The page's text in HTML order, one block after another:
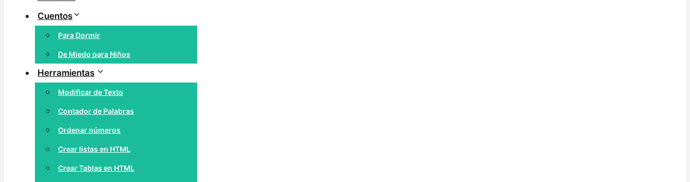
Cuentos
Para Dormir
De Miedo para Niños
Herramientas
Modificar de Texto
Contador de Palabras
Ordenar números
Crear listas en HTML
Crear Tablas en HTML